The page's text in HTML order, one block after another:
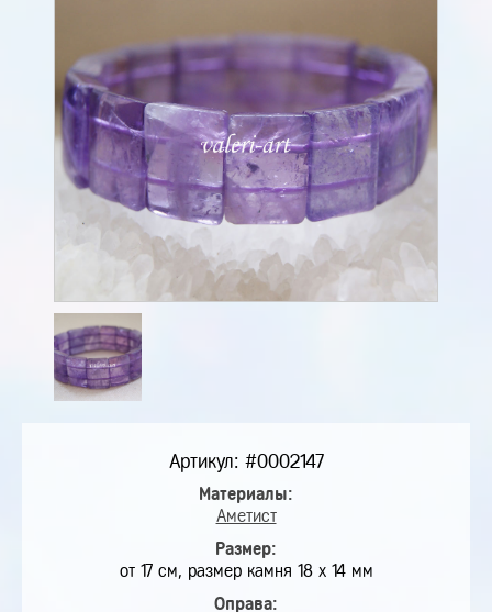
Артикул: #0002147
Материалы:
Аметист
Размер:
от 17 см, размер камня 18 х 14 мм
Оправа: